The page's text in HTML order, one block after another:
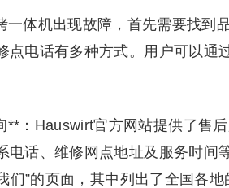
一体机出现故障，首先需要找到
点电话有多种方式。用户可以通
**：Hauswirt官方网站提供了售
电话、维修网点地址及服务时
们”的页面，其中列出了全国各地